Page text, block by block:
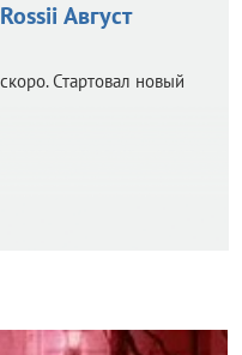
Август
Стартовал новый